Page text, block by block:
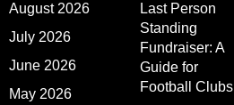
August 2026
July 2026
June 2026
May 2026
Last Person
Standing
Fundraiser: A
Guide for
Football Clubs